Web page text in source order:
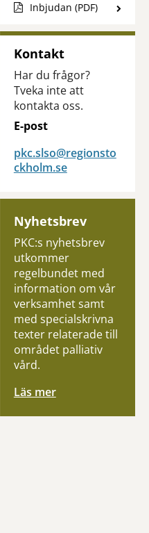
Inbjudan (PDF)
Kontakt
Har du frågor?
Tveka inte att
kontakta oss.
E-post
pkc.slso@regionsto
ckholm.se
Nyhetsbrev
PKC:s nyhetsbrev
utkommer
regelbundet med
information om vår
verksamhet samt
med specialskrivna
texter relaterade till
området palliativ
vård.
Läs mer